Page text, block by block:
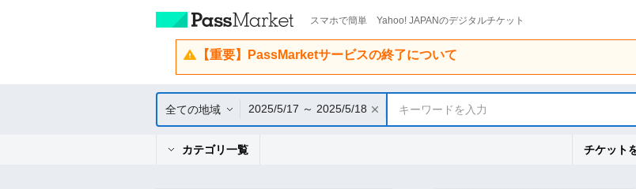
スマホで簡単 Yahoo! JAPANのデジタルチケット
【重要】PassMarketサービスの終了について
全ての地域 2025/5/17 ～ 2025/5/18 キーワードを入力
カテゴリ一覧 チケット